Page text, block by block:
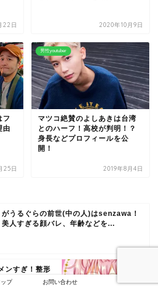
22日 2020年10月9日
フ
由
25日
男性youtuber
マツコ絶賛のよしあきは台湾
とのハーフ！高校が判明！？
身長などプロフィールを公
開！
2019年8月4日
がうるぐらの前世(中の人)はsenzawa！
美人すぎる顔バレ、年齢などを...
ンすぎ！整形
について
プ お問い合わせ